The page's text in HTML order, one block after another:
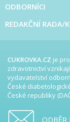
ODBORNÍCI
REDAKČNÍ RADA/
CUKROVKA.CZ je
zdravotnictví
vydavatelství
České
České republiky
ODBĚR